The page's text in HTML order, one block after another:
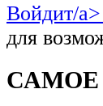
Войдит/
для